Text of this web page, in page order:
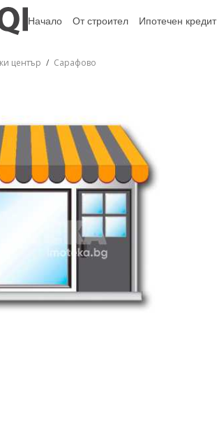
Начало От строител Ипотечен кредит
център Сарафово